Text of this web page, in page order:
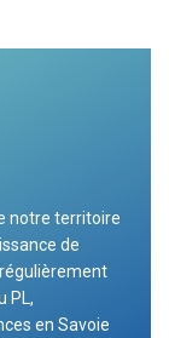
notre territoire
de
PL,
en Savoie